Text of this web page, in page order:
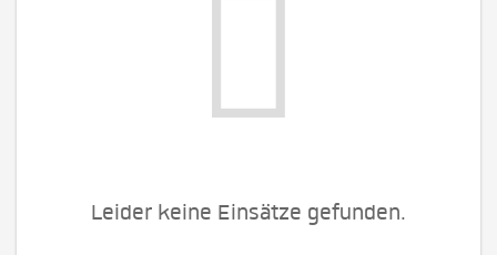
Leider keine Einsätze gefunden.